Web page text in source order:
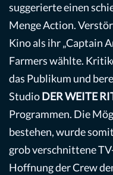
suggerierte einen
Menge Action.
Kino als ihr „Captain
Farmers wählte.
das Publikum und
StudioDER WEITE
Programmen. Die
bestehen, wurde
grob verschnittene
Hoffnung der Crew